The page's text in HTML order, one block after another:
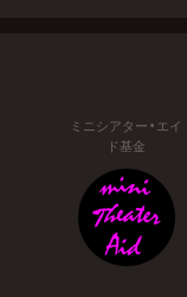
ミニシアター・エイ
ド基金